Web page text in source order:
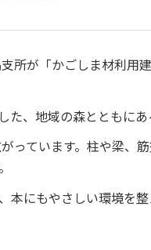
所が「かごしま材利用
、地域の森とともにあ
っています。柱や梁、
本にもやさしい環境を